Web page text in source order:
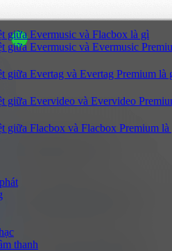
giữa Evermusic và Flacbox là gì
giữa Evermusic và Evermusic
giữa Evertag và Evertag Premium là
giữa Evervideo và Evervideo
giữa Flacbox và Flacbox Premium là
thanh